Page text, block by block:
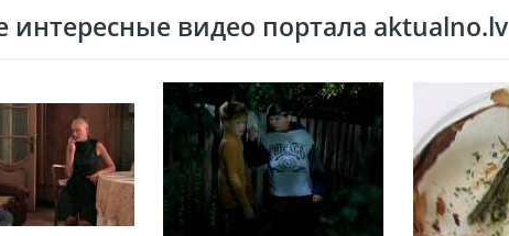
интересные видео портала aktualno.lv